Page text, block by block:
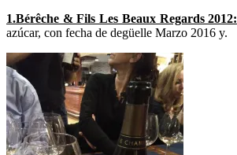
1.Bérêche & Fils Les Beaux Regards 2012:
azúcar, con fecha de degüelle Marzo 2016 y.